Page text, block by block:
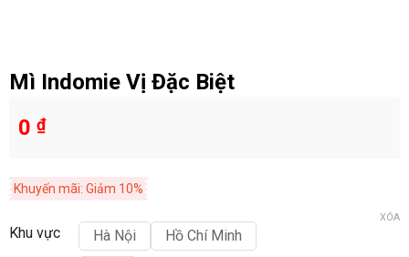
Mì Indomie Vị Đặc Biệt
0 ₫
Khuyến mãi: Giảm 10%
Khu vực Hà Nội
Hồ Chí Minh
XÓA